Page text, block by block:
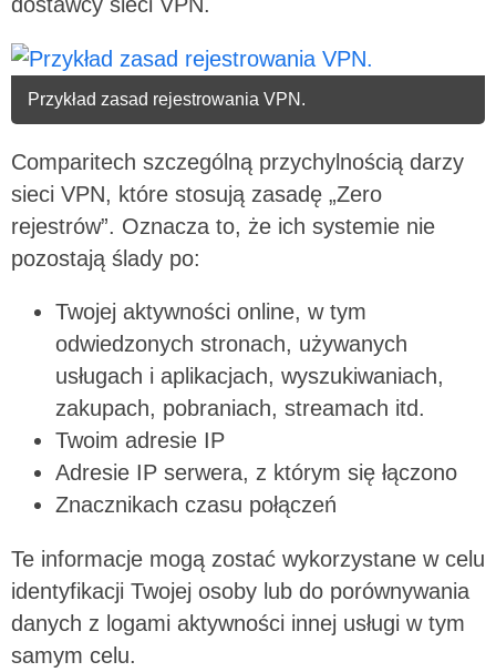
Przykład zasad rejestrowania VPN.
Comparitech szczególną przychylnością darzy
sieci VPN, które stosują zasadę „Zero
rejestrów”. Oznacza to, że ich systemie nie
pozostają ślady po:
Twojej aktywności online, w tym
odwiedzonych stronach, używanych
usługach i aplikacjach, wyszukiwaniach,
zakupach, pobraniach, streamach itd.
Twoim adresie IP
Adresie IP serwera, z którym się łączono
Znacznikach czasu połączeń
Te informacje mogą zostać wykorzystane w celu
identyfikacji Twojej osoby lub do porównywania
danych z logami aktywności innej usługi w tym
samym celu.